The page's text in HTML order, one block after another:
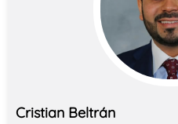
Cristian Beltrán